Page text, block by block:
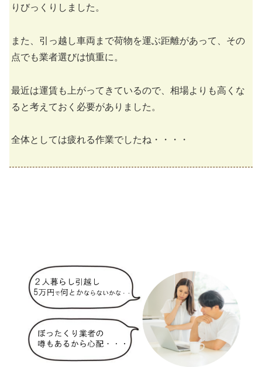
りびっくりしました。
また、引っ越し車両まで荷物を運ぶ距離があって、その
点でも業者選びは慎重に。
最近は運賃も上がってきているので、相場よりも高くな
ると考えておく必要がありました。
全体としては疲れる作業でしたね・・・・